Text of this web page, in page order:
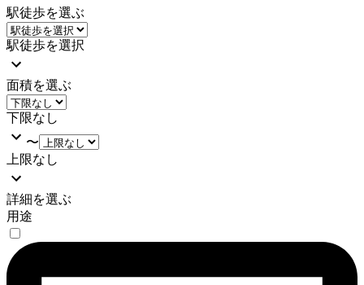
駅徒歩を選ぶ
駅徒歩を選択
面積を選ぶ
下限なし
〜
上限なし
詳細を選ぶ
用途